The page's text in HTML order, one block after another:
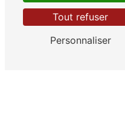
Tout refuser
Personnaliser